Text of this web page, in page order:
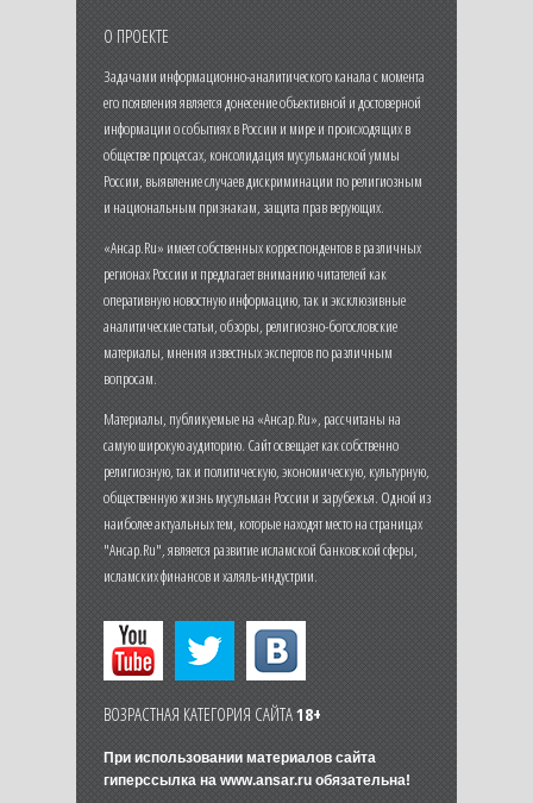
О ПРОЕКТЕ
Задачами информационно-аналитического канала с момента
его появления является донесение объективной и достоверной
информации о событиях в России и мире и происходящих в
обществе процессах, консолидация мусульманской уммы
России, выявление случаев дискриминации по религиозным
и национальным признакам, защита прав верующих.
«Ансар.Ru» имеет собственных корреспондентов в различных
регионах России и предлагает вниманию читателей как
оперативную новостную информацию, так и эксклюзивные
аналитические статьи, обзоры, религиозно-богословские
материалы, мнения известных экспертов по различным
вопросам.
Материалы, публикуемые на «Ансар.Ru», рассчитаны на
самую широкую аудиторию. Сайт освещает как собственно
религиозную, так и политическую, экономическую, культурную,
общественную жизнь мусульман России и зарубежья. Одной из
наиболее актуальных тем, которые находят место на страницах
"Ансар.Ru", является развитие исламской банковской сферы,
исламских финансов и халяль-индустрии.
ВОЗРАСТНАЯ КАТЕГОРИЯ САЙТА18+
При использовании материалов сайта
гиперссылка на www.ansar.ruобязательна!